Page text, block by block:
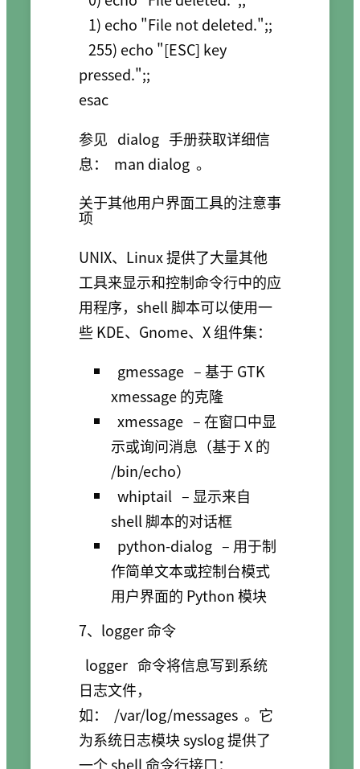
pressed.";;
参见 dialog 手册获取详细信
息：
man dialog 。
关于其他用户界面工具的注意事
项
UNIX、Linux 提供了大量其他
工具来显示和控制命令行中的应
用程序，shell 脚本可以使用一
些 KDE、Gnome、X 组件集：
gmessage – 基于 GTK
xmessage 的克隆
xmessage – 在窗口中显
示或询问消息（基于 X 的
/bin/echo）
whiptail – 显示来自
shell 脚本的对话框
python-dialog – 用于制
作简单文本或控制台模式
用户界面的 Python 模块
7、logger 命令
logger 命令将信息写到系统
日志文件，
如：
/var/log/messages 。它
为系统日志模块 syslog 提供了
一个 shell 命令行接口：